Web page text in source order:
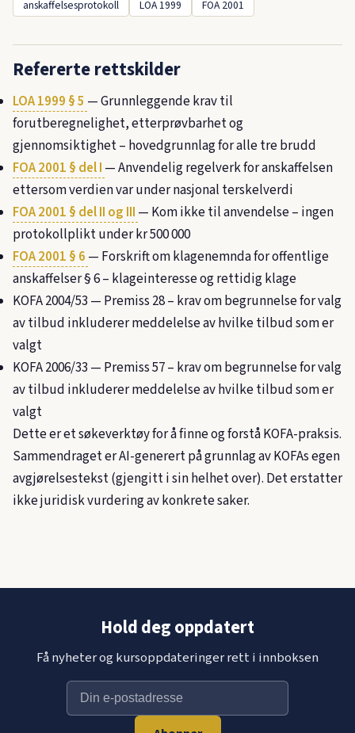
anskaffelsesprotokoll
LOA 1999 FOA 2001
Refererte rettskilder
LOA 1999 § 5 — Grunnleggende krav til
forutberegnelighet, etterprøvbarhet og
gjennomsiktighet – hovedgrunnlag for alle tre brudd
FOA 2001 § del I — Anvendelig regelverk for anskaffelsen
ettersom verdien var under nasjonal terskelverdi
FOA 2001 § del II og III — Kom ikke til anvendelse – ingen
protokollplikt under kr 500 000
FOA 2001 § 6 — Forskrift om klagenemnda for offentlige
anskaffelser § 6 – klageinteresse og rettidig klage
KOFA 2004/53 — Premiss 28 – krav om begrunnelse for valg
av tilbud inkluderer meddelelse av hvilke tilbud som er
valgt
KOFA 2006/33 — Premiss 57 – krav om begrunnelse for valg
av tilbud inkluderer meddelelse av hvilke tilbud som er
valgt
Dette er et søkeverktøy for å finne og forstå KOFA-praksis.
Sammendraget er AI-generert på grunnlag av KOFAs egen
avgjørelsestekst (gjengitt i sin helhet over). Det erstatter
ikke juridisk vurdering av konkrete saker.
Hold deg oppdatert
Få nyheter og kursoppdateringer rett i innboksen